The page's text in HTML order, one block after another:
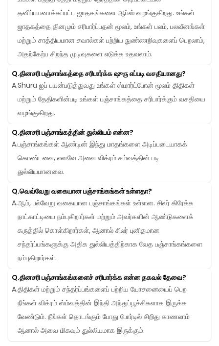
தனிப்பயனாக்கப்பட்ட ஜாதகங்களை ஆப்ஸ் வழங்குகிறது. உங்கள்
ஜாதகத்தை தினமும் சரிபார்ப்பதன் மூலம், உங்கள் பலம், பலவீனங்கள்
மற்றும் சாத்தியமான சவால்கள் பற்றிய நுண்ணறிவுகளைப் பெறலாம்,
அதற்கேற்ப சிறந்த முடிவுகளை எடுக்க உதவலாம்.
Q.தினசரி பஞ்சாங்கத்தை சரிபார்க்க ஷுரு எப்படி வசதியானது?
A.Shuru ஐப் பயன்படுத்துவது உங்கள் ஸ்மார்ட்போன் மூலம் திதிகள்
மற்றும் தேதிகளின்படி உங்கள் பஞ்சாங்கத்தை சரிபார்க்கும் வசதியை
வழங்குகிறது.
Q.தினசரி பஞ்சாங்கத்தின் துல்லியம் என்ன?
A.பஞ்சாங்கங்கள் ஆண்டின் இந்து மாதங்களை அடிப்படையாகக்
கொண்டவை, எனவே அவை விக்ரம் சம்வத்தின் படி
துல்லியமானவை.
Q.வெவ்வேறு வகையான பஞ்சாங்கங்கள் உள்ளதா?
A.ஆம், பல்வேறு வகையான பஞ்சாங்கங்கள் உள்ளன. சிலர் கிரேக்க
நாட்காட்டியை நம்புகிறார்கள் மற்றும் அவர்களின் ஆண்டுகளைக்
கருத்தில் கொள்கிறார்கள், ஆனால் சிலர் புனிதமான
சந்தர்ப்பங்களுக்கு அதிக துல்லியத்திற்காக வேத பஞ்சாங்கங்களை
நம்புகிறார்கள்.
Q.தினசரி பஞ்சாங்கங்களைச் சரிபார்க்க என்ன தகவல் தேவை?
A.திதிகள் மற்றும் சந்தர்ப்பங்களைப் பற்றிய யோசனையைப் பெற
நீங்கள் விக்ரம் ஸ்ம்வத்தின் இந்தி அந்துப்பூச்சிகளாக இருக்க
வேண்டும். நீங்கள் தொடங்கும் போது போர்டில் சிறிது காணலாம்
ஆனால் அவை மிகவும் துல்லியமாக இருக்கும்.